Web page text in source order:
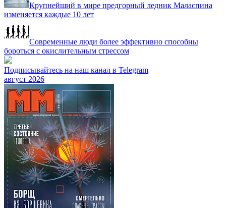
Крупнейший в мире предгорный ледник Маласпина
изменяется каждые 10 лет
Современные люди более эффективно способны
бороться с окислительным стрессом
Подписывайтесь на наш канал в Telegram
август 2026